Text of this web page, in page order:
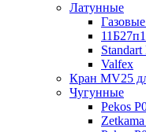
Латунные
11Б27п1
Valfex
Кран MV25
Чугунные
Pekos